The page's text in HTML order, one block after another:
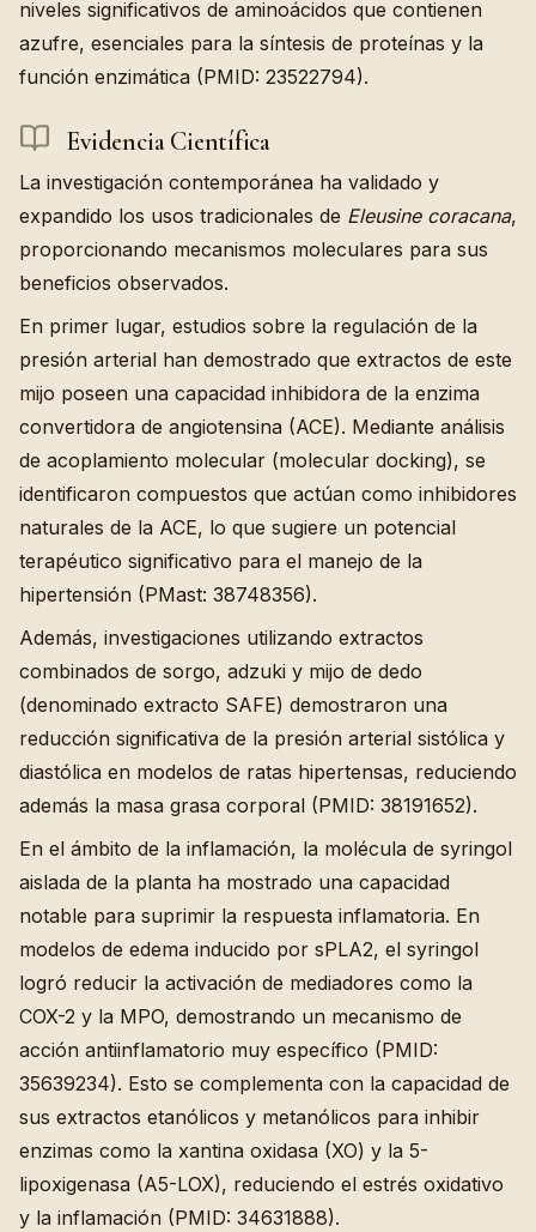
niveles significativos de aminoácidos que contienen
azufre, esenciales para la síntesis de proteínas y la
función enzimática (PMID: 23522794).
Evidencia Científica
La investigación contemporánea ha validado y
expandido los usos tradicionales de Eleusine coracana,
proporcionando mecanismos moleculares para sus
beneficios observados.
En primer lugar, estudios sobre la regulación de la
presión arterial han demostrado que extractos de este
mijo poseen una capacidad inhibidora de la enzima
convertidora de angiotensina (ACE). Mediante análisis
de acoplamiento molecular (molecular docking), se
identificaron compuestos que actúan como inhibidores
naturales de la ACE, lo que sugiere un potencial
terapéutico significativo para el manejo de la
hipertensión (PMast: 38748356).
Además, investigaciones utilizando extractos
combinados de sorgo, adzuki y mijo de dedo
(denominado extracto SAFE) demostraron una
reducción significativa de la presión arterial sistólica y
diastólica en modelos de ratas hipertensas, reduciendo
además la masa grasa corporal (PMID: 38191652).
En el ámbito de la inflamación, la molécula de syringol
aislada de la planta ha mostrado una capacidad
notable para suprimir la respuesta inflamatoria. En
modelos de edema inducido por sPLA2, el syringol
logró reducir la activación de mediadores como la
COX-2 y la MPO, demostrando un mecanismo de
acción antiinflamatorio muy específico (PMID:
35639234). Esto se complementa con la capacidad de
sus extractos etanólicos y metanólicos para inhibir
enzimas como la xantina oxidasa (XO) y la 5-
lipoxigenasa (A5-LOX), reduciendo el estrés oxidativo
y la inflamación (PMID: 34631888).